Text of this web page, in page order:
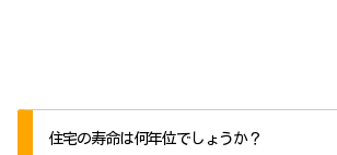
住宅の寿命は何年位でしょうか？